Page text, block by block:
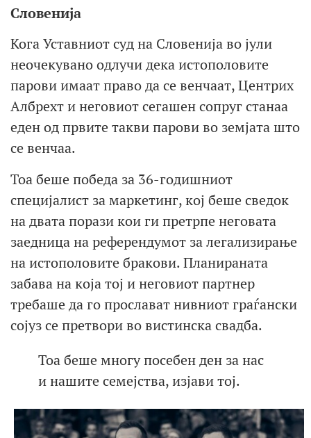
Словенија
Кога Уставниот суд на Словенија во јули
неочекувано одлучи дека истополовите
парови имаат право да се венчаат, Центрих
Албрехт и неговиот сегашен сопруг станаа
еден од првите такви парови во земјата што
се венчаа.
Тоа беше победа за 36-годишниот
специјалист за маркетинг, кој беше сведок
на двата порази кои ги претрпе неговата
заедница на референдумот за легализирање
на истополовите бракови. Планираната
забава на која тој и неговиот партнер
требаше да го прослават нивниот граѓански
сојуз се претвори во вистинска свадба.
Тоа беше многу посебен ден за нас
и нашите семејства, изјави тој.